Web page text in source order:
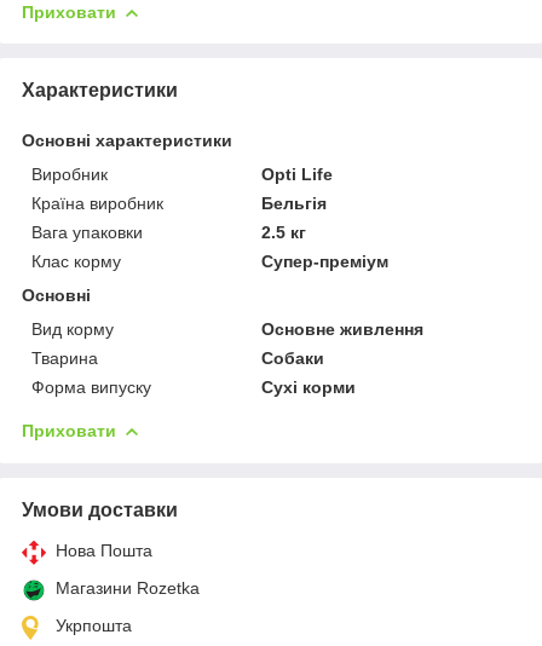
Приховати
Характеристики
Основні характеристики
Виробник
Opti Life
Країна виробник
Бельгія
Вага упаковки
2.5 кг
Клас корму
Супер-преміум
Основні
Вид корму
Основне живлення
Тварина
Собаки
Форма випуску
Сухі корми
Приховати
Умови доставки
Нова Пошта
Магазини Rozetka
Укрпошта